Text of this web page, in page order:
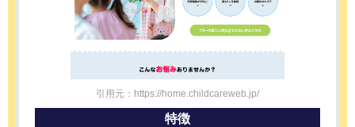
引用元：https://home.childcareweb.jp/
特徴